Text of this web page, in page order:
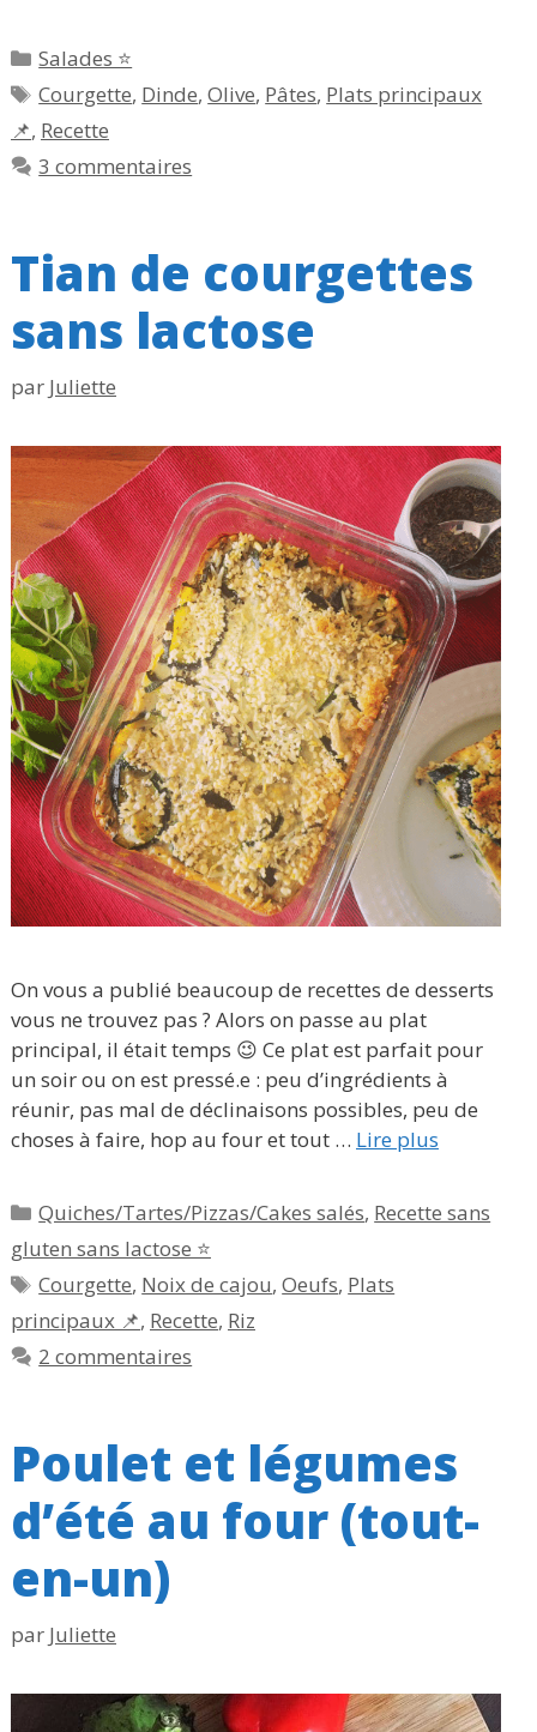
Catégories
Salades ⭐
Étiquettes
Courgette, Dinde,Olive, Pâtes, Plats principaux
📌, Recette
3 commentaires
Tian de courgettes
sans lactose
par Juliette
On vous a publié beaucoup de recettes de desserts
vous ne trouvez pas ? Alors on passe au plat
principal, il était temps 😉 Ce plat est parfait pour
un soir ou on est pressé.e : peu d’ingrédients à
réunir, pas mal de déclinaisons possibles, peu de
choses à faire, hop au four et tout … Lire plus
Catégories
Quiches/Tartes/Pizzas/Cakes salés, Recette sans
gluten sans lactose ⭐
Étiquettes
Courgette, Noix de cajou,Oeufs, Plats
principaux 📌, Recette, Riz
2 commentaires
Poulet et légumes
d’été au four (tout-
en-un)
par Juliette